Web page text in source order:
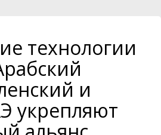
технологии
и
укрепляют